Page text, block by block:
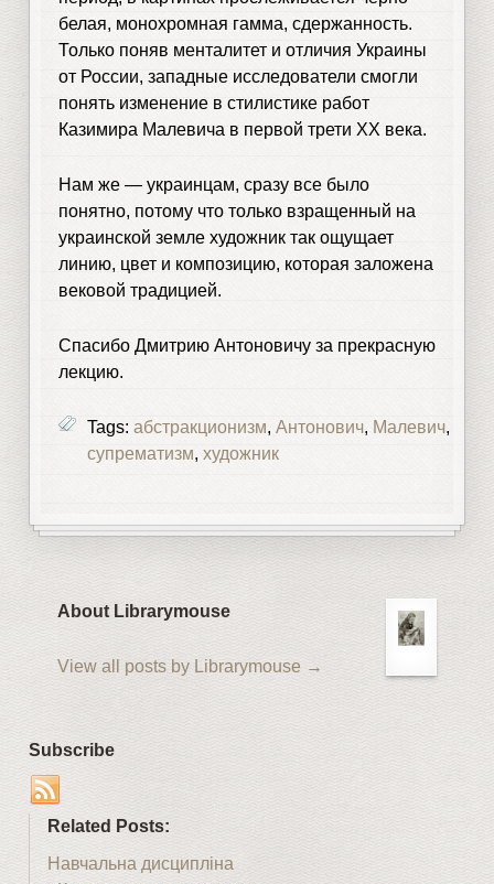
белая, монохромная гамма, сдержанность.
Только поняв менталитет и отличия Украины
от России, западные исследователи смогли
понять изменение в стилистике работ
Казимира Малевича в первой трети ХХ века.
Нам же — украинцам, сразу все было
понятно, потому что только взращенный на
украинской земле художник так ощущает
линию, цвет и композицию, которая заложена
вековой традицией.
Спасибо Дмитрию Антоновичу за прекрасную
лекцию.
Tags: абстракционизм, Антонович, Малевич,
супрематизм, художник
About Librarymouse
View all posts by Librarymouse →
Subscribe
Related Posts:
Навчальна дисципліна